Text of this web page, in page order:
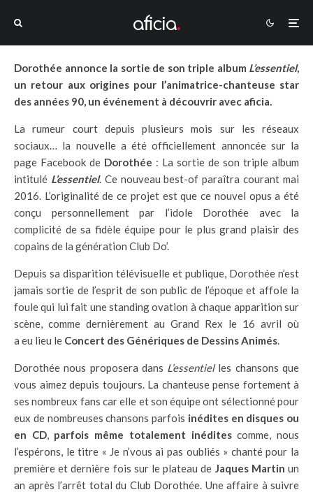
Dorothée annonce la sortie de son triple album L’essentiel,
un retour aux origines pour l’animatrice-chanteuse star
des années 90, un événement à découvrir avec aficia.
La rumeur court depuis plusieurs mois sur les réseaux
sociaux… la nouvelle a été officiellement annoncée sur la
page Facebook de Dorothée : La sortie de son triple album
intitulé L’essentiel. Ce nouveau best-of paraîtra courant mai
2016. L’originalité de ce projet est que ce nouvel opus a été
conçu personnellement par l’idole Dorothée avec la
complicité de sa fidèle équipe pour le plus grand plaisir des
copains de la génération Club Do’.
Depuis sa disparition télévisuelle et publique, Dorothée n’est
jamais sortie de l’esprit de son public de l’époque et affole la
foule qui lui fait une standing ovation à chaque apparition sur
scène, comme dernièrement au Grand Rex le 16 avril où
a eu lieu le Concert des Génériques de Dessins Animés.
Dorothée nous proposera dans L’essentielles chansons que
vous aimez depuis toujours. La chanteuse pense fortement à
ses nombreux fans car elle et son équipe ont sélectionné pour
eux de nombreuses chansons parfois inédites en disques ou
en CD, parfois même totalement inéditescomme, nous
l’espérons, le titre « Je n’vous ai pas oubliés » chanté pour la
première et dernière fois sur le plateau de Jaques Martin un
an après l’arrêt total du Club Dorothée. Une affaire à suivre